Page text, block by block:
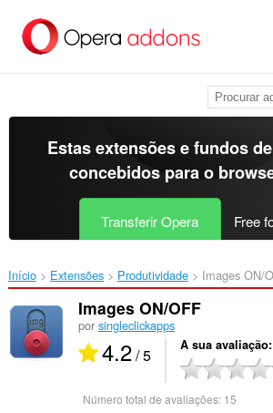
para
Estas extensões e fundos
concebidos para o
Transferir Opera Free
Início Extensões Produtividade Images ON/
Images ON/OFF
por singleclickapps
4.2/ 5 A sua avaliação
Número total de avaliações: 15